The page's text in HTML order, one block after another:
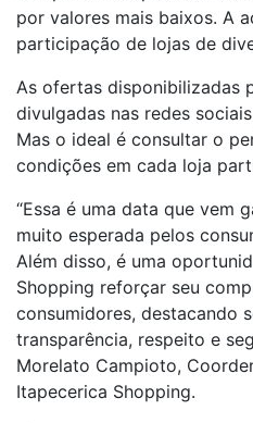
por valores mais baixos. A
participação de lojas de
As ofertas disponibilizadas
divulgadas nas redes
Mas o ideal é consultar o
condições em cada loja
“Essa é uma data que vem
muito esperada pelos
Além disso, é uma
Shopping reforçar seu
consumidores, destacando
transparência, respeito e
Morelato Campioto,
Itapecerica Shopping.